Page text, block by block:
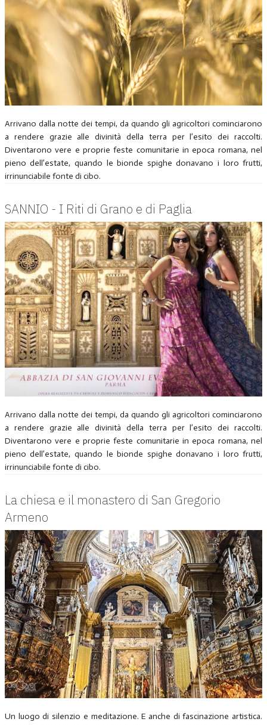
Arrivano dalla notte dei tempi, da quando gli agricoltori cominciarono
a rendere grazie alle divinità della terra per l’esito dei raccolti.
Diventarono vere e proprie feste comunitarie in epoca romana, nel
pieno dell’estate, quando le bionde spighe donavano i loro frutti,
irrinunciabile fonte di cibo.
SANNIO - I Riti di Grano e di Paglia
Arrivano dalla notte dei tempi, da quando gli agricoltori cominciarono
a rendere grazie alle divinità della terra per l’esito dei raccolti.
Diventarono vere e proprie feste comunitarie in epoca romana, nel
pieno dell’estate, quando le bionde spighe donavano i loro frutti,
irrinunciabile fonte di cibo.
La chiesa e il monastero di San Gregorio
Armeno
Un luogo di silenzio e meditazione. E anche di fascinazione artistica.